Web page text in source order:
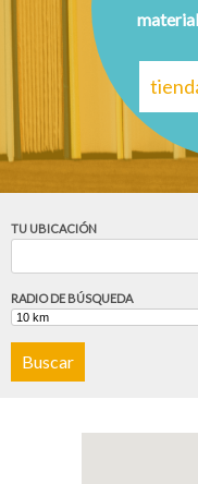
TU UBICACIÓN
RADIO DE BÚSQUEDA